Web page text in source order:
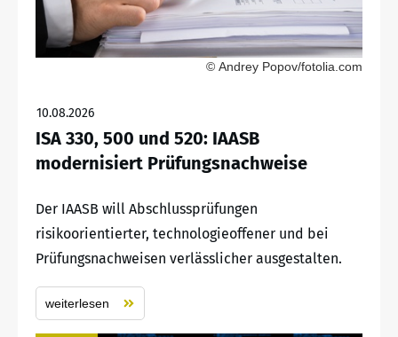
© Andrey Popov/fotolia.com
10.08.2026
ISA 330, 500 und 520: IAASB
modernisiert Prüfungsnachweise
Der IAASB will Abschlussprüfungen
risikoorientierter, technologieoffener und bei
Prüfungsnachweisen verlässlicher ausgestalten.
weiterlesen